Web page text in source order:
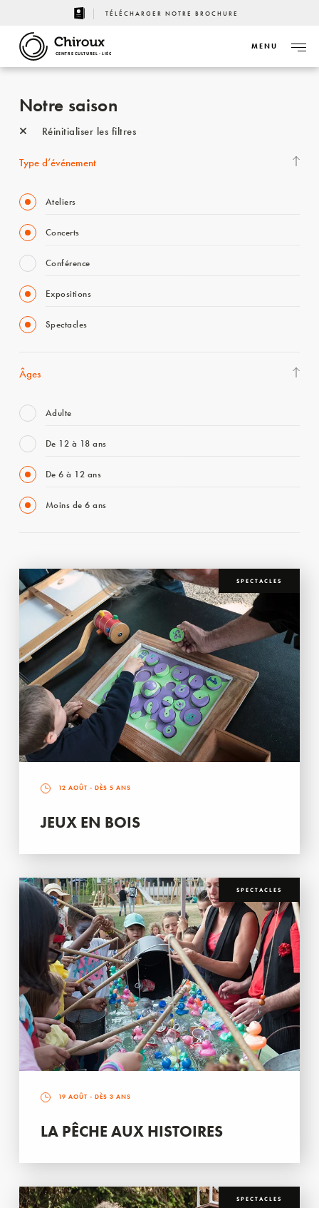
TÉLÉCHARGER NOTRE BROCHURE
CENTRE CULTUREL - LIÈGE
MENU
Notre saison
Réinitialiser les filtres
Type d’événement
Ateliers
Concerts
Conférence
Expositions
Spectacles
Âges
Adulte
De 12 à 18 ans
De 6 à 12 ans
Moins de 6 ans
SPECTACLES
12 AOÛT - DÈS 5 ANS
JEUX EN BOIS
SPECTACLES
19 AOÛT - DÈS 3 ANS
LA PÊCHE AUX HISTOIRES
SPECTACLES